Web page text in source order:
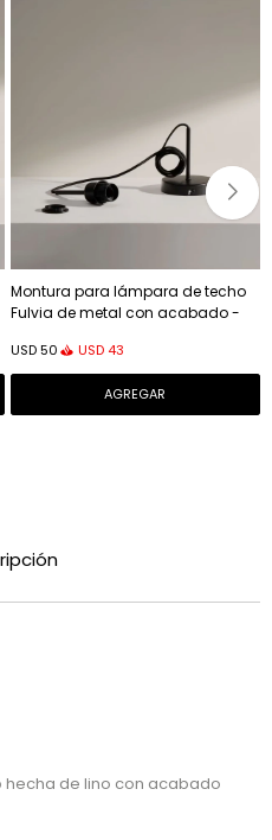
Montura para lámpara de techo
Fulvia de metal con acabado -
USD 50 USD 43
de lino con acabado